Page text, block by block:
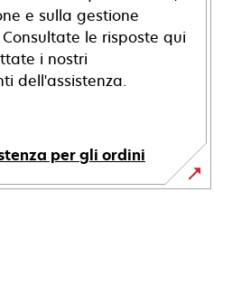
e sulla gestione
le risposte qui
i nostri
dell'assistenza.
per gli ordini